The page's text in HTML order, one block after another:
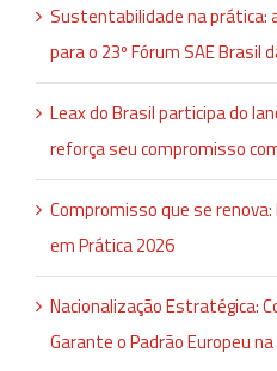
Sustentabilidade na prática:
para o 23º Fórum SAE Brasil
Leax do Brasil participa do
reforça seu compromisso
Compromisso que se renova:
em Prática 2026
Nacionalização Estratégica:
Garante o Padrão Europeu